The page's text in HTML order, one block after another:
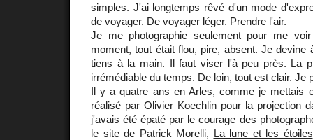
simples. J'ai longtemps rêvé d'un mode
de voyager. De voyager léger. Prendre l'air.
Je me photographie seulement pour me
moment, tout était flou, pire, absent. Je devine
tiens à la main. Il faut viser l'à peu près. La
irrémédiable du temps. De loin, tout est clair. Je
Il y a quatre ans en Arles, comme je mettais
réalisé par Olivier Koechlin pour la projection
j'avais été épaté par le courage des
le site de Patrick Morelli, La lune et les étoiles